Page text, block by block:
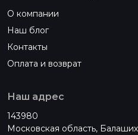
О компании
Наш блог
Контакты
Оплата и возврат
Наш адрес
143980
Московская область,